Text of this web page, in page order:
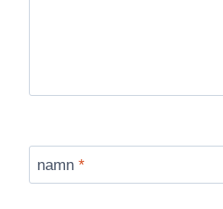
namn *